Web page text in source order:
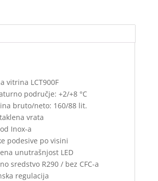
vitrina LCT900F
područje: +2/+8 °C
bruto/neto: 160/88 lit.
vrata
Inox-a
podesive po visini
unutrašnjost LED
sredstvo R290 / bez CFC-a
regulacija